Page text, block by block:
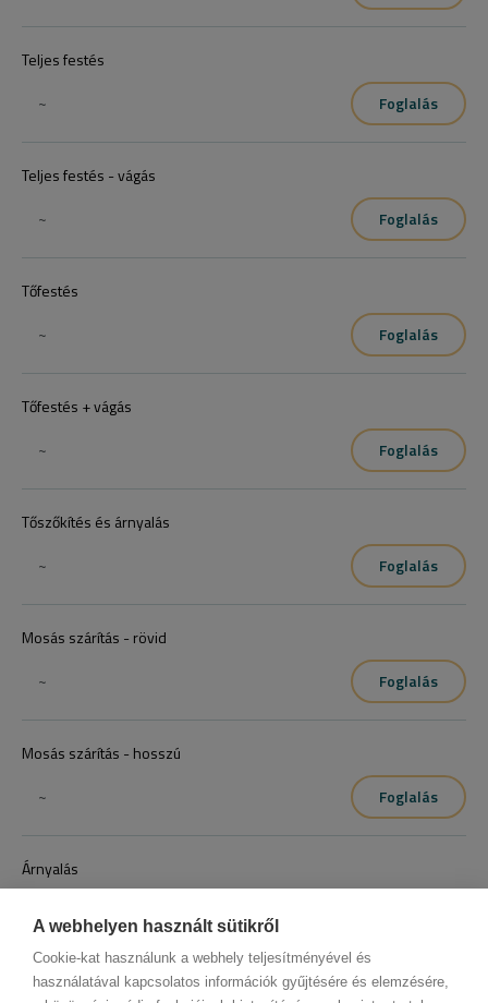
A webhelyen használt sütikről
Cookie-kat használunk a webhely teljesítményével és
használatával kapcsolatos információk gyűjtésére és elemzésére,
Teljes festés
~
Foglalás
Teljes festés - vágás
~
Foglalás
Tőfestés
~
Foglalás
Tőfestés + vágás
~
Foglalás
Tőszőkítés és árnyalás
~
Foglalás
Mosás szárítás - rövid
~
Foglalás
Mosás szárítás - hosszú
~
Foglalás
Árnyalás